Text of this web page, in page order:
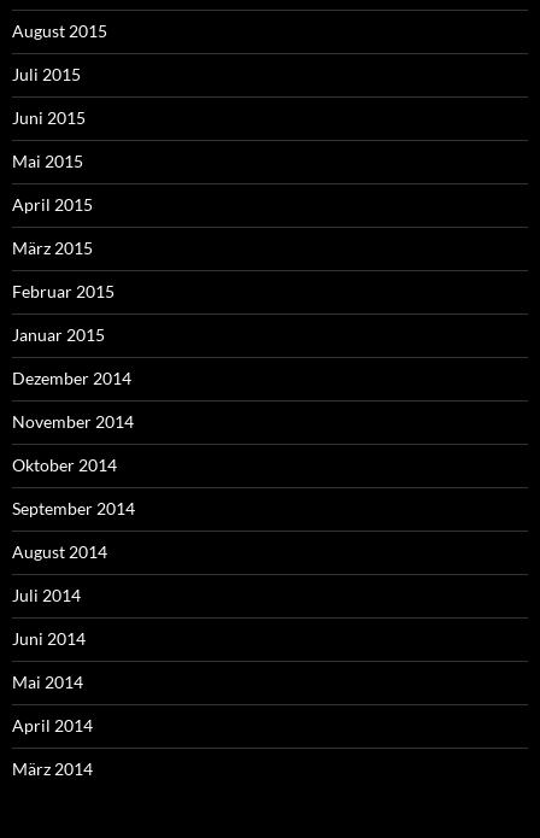
August 2015
Juli 2015
Juni 2015
Mai 2015
April 2015
März 2015
Februar 2015
Januar 2015
Dezember 2014
November 2014
Oktober 2014
September 2014
August 2014
Juli 2014
Juni 2014
Mai 2014
April 2014
März 2014